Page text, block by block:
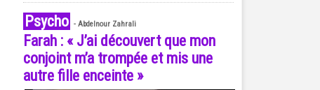
Psycho - Abdelnour Zahrali
Farah : « J’ai découvert que mon
conjoint m’a trompée et mis une
autre fille enceinte »